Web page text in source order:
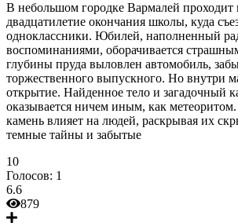
В небольшом городке Вармалей проходит
двадцатилетие окончания школы, куда
одноклассники. Юбилей, наполненный
воспоминаниями, оборачивается
глубины пруда выловлен автомобиль,
торжественного выпускного. Но внутри
открытие. Найденное тело и загадочный
оказывается ничем иным, как
камень влияет на людей, раскрывая их
темные тайны и забытые
10
Голосов: 1
6.6
879